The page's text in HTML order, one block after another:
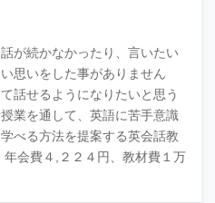
が続かなかったり、言いたい
思いをした事がありません
話せるようになりたいと思う
業を通して、英語に苦手意識
べる方法を提案する英会話教
会費４,２２４円、教材費１万